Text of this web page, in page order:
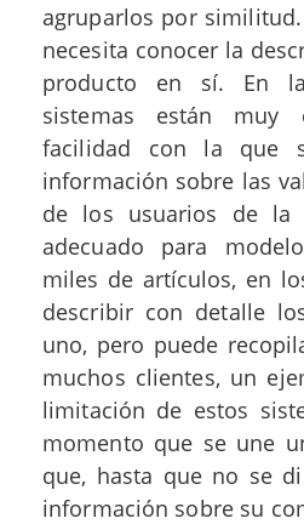
agruparlos por
necesita conocer la
producto en sí. En
sistemas están muy
facilidad con la que
información sobre las
de los usuarios de la
adecuado para
miles de artículos, en
describir con detalle
uno, pero puede
muchos clientes, un
limitación de estos
momento que se une
que, hasta que no se
información sobre su